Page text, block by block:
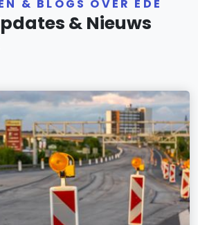
& BLOGS OVER EDE
& Nieuws